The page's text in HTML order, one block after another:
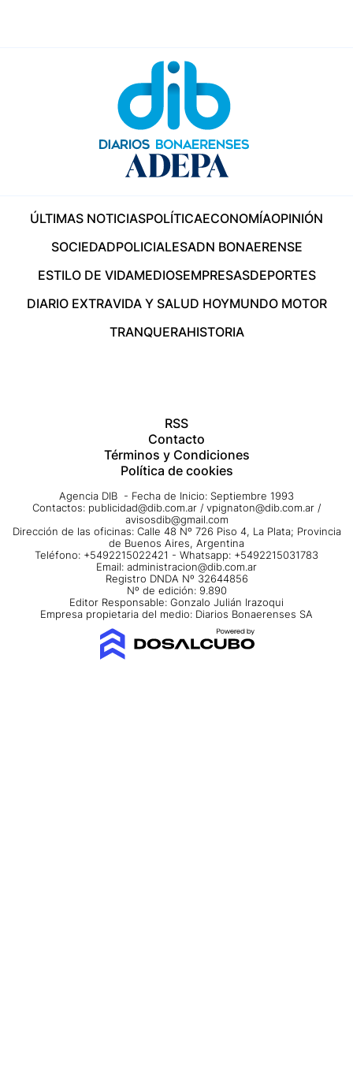
ÚLTIMAS NOTICIASPOLÍTICAECONOMÍAOPINIÓN
SOCIEDADPOLICIALESADN BONAERENSE
ESTILO DE VIDAMEDIOSEMPRESASDEPORTES
DIARIO EXTRAVIDA Y SALUD HOYMUNDO MOTOR
TRANQUERAHISTORIA
RSS
Contacto
Términos y Condiciones
Política de cookies
Agencia DIB - Fecha de Inicio: Septiembre 1993
Contactos: publicidad@dib.com.ar / vpignaton@dib.com.ar /
avisosdib@gmail.com
Dirección de las oficinas: Calle 48 Nº 726 Piso 4, La Plata; Provincia
de Buenos Aires, Argentina
Teléfono: +5492215022421 - Whatsapp: +5492215031783
Email: administracion@dib.com.ar
Registro DNDA Nº 32644856
Nº de edición: 9.890
Editor Responsable: Gonzalo Julián Irazoqui
Empresa propietaria del medio: Diarios Bonaerenses SA